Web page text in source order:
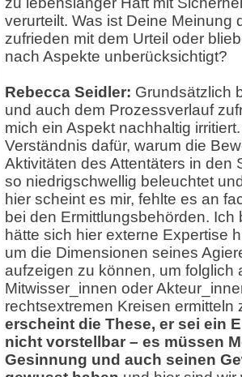
verurteilt. Was ist Deine Meinung
zufrieden mit dem Urteil oder
nach Aspekte unberücksichtigt?
Rebecca Seidler: Grundsätzlich
und auch dem Prozessverlauf
mich ein Aspekt nachhaltig
Verständnis dafür, warum die
Aktivitäten des Attentäters in den
so niedrigschwellig beleuchtet
hier scheint es mir, fehlte es an
bei den Ermittlungsbehörden. Ich
hätte sich hier externe Expertise
um die Dimensionen seines
aufzeigen zu können, um folglich
Mitwisser_innen oder
rechtsextremen Kreisen
erscheint die These, er sei ein
nicht vorstellbar – es müssen
Gesinnung und auch seinen